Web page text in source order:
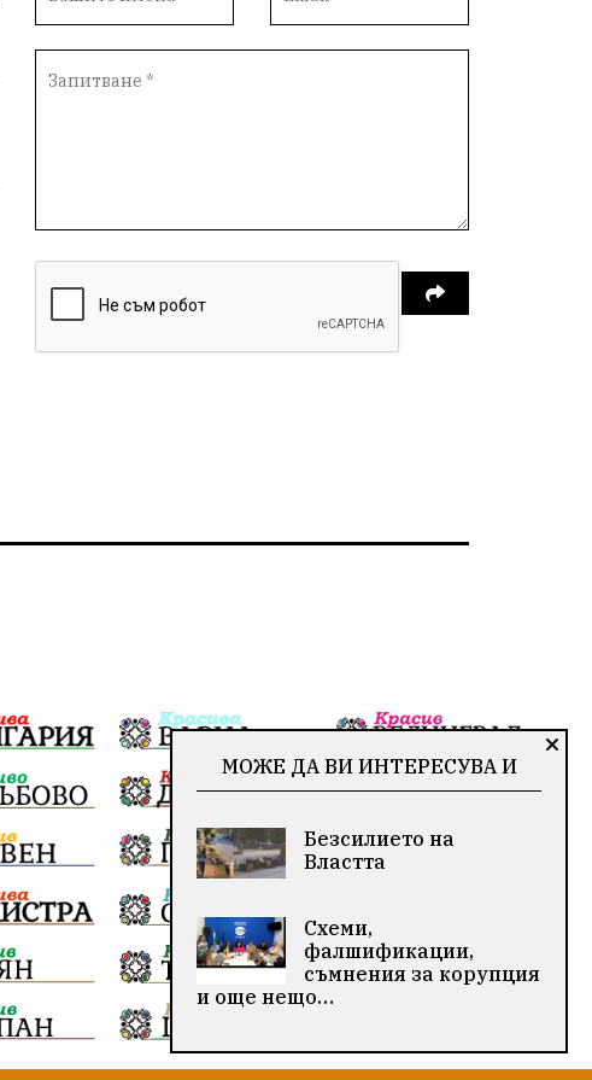
МОЖЕ ДА ВИ ИНТЕРЕСУВА И
Безсилието на
Властта
Схеми,
фалшификации,
съмнения за корупция
и още нещо…